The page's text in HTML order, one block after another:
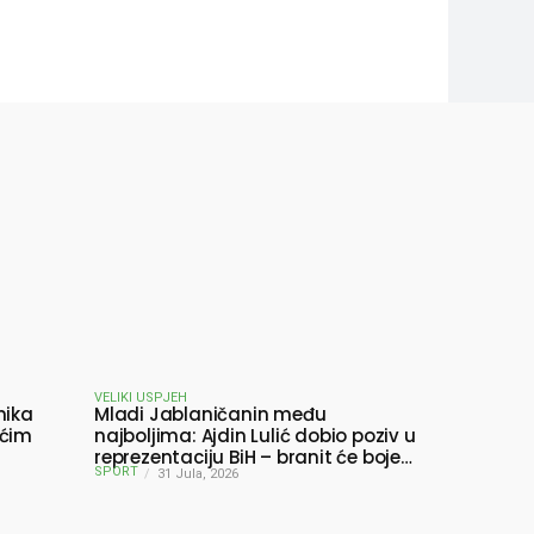
VELIKI USPJEH
Mladi Jablaničanin među
najboljima: Ajdin Lulić dobio poziv u
reprezentaciju BiH – branit će boje
BiH na Slovenia Ball
SPORT 31 Jula, 2026